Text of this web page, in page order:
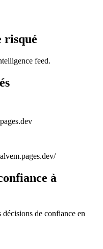
risqué
feed.
à
de confiance en